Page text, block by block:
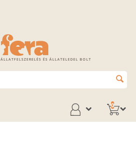
ÁLLATFELSZERELÉS ÉS ÁLLATELEDEL BOLT
0